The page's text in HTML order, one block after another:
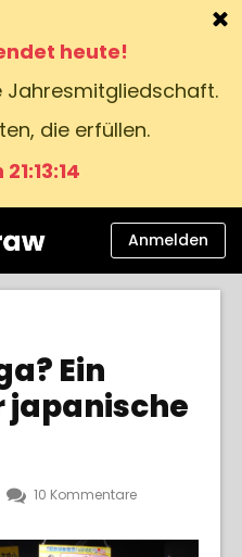
heute!
Jahresmitgliedschaft.
die erfüllen.
Anmelden
Ein
japanische
10 Kommentare